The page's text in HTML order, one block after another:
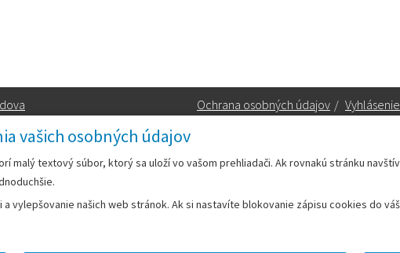
vašich osobných údajov
textový súbor, ktorý sa uloží vo vašom prehliadači. Ak rovnakú stránku
vylepšovanie našich web stránok. Ak si nastavíte blokovanie zápisu cookies do
Ochrana osobných údajov /
Email:mesto@leopoldov.sk